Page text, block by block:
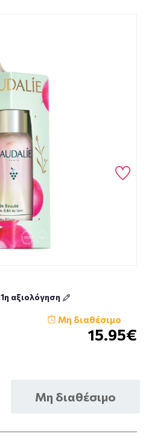
αξιολόγηση
Μη διαθέσιμο
15.95€
Μη διαθέσιμο